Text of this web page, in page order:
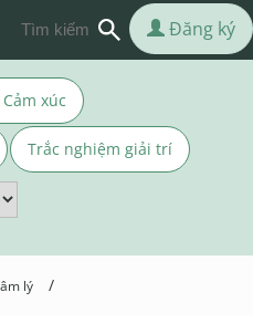
xúc
Trắc nghiệm giải trí
Đăng ký
lý /